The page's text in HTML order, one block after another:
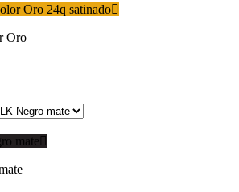
Oro 24q satinado
Oro
mate 